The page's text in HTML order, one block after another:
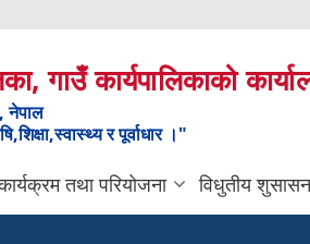
गाउँ कार्यपालिकाको
नेपाल
र पूर्वाधार ।"
तथा परियोजना विधुतीय